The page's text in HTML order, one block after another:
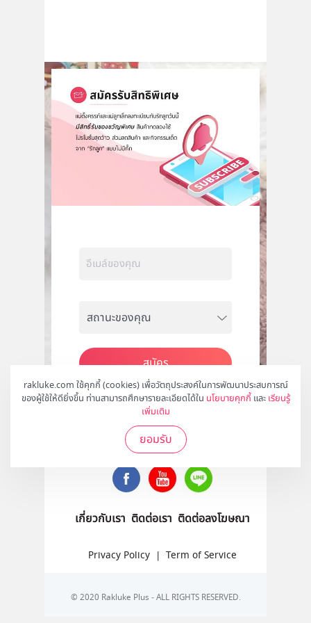
rakluke.com ใช้คุกกี้ (cookies) เพื่อวัตถุประสงค์ในการพัฒนาประสบการณ์
ของผู้ใช้ให้ดียิ่งขึ้น ท่านสามารถศึกษารายละเอียดได้ใน นโยบายคุกกี้ และ เรียนรู้
เพิ่มเติม
ยอมรับ
สมัคร
ติดตามเราได้ที่
เกี่ยวกับเรา ติดต่อเรา ติดต่อลงโฆษณา
Privacy Policy | Term of Service
© 2020 Rakluke Plus - ALL RIGHTS RESERVED.